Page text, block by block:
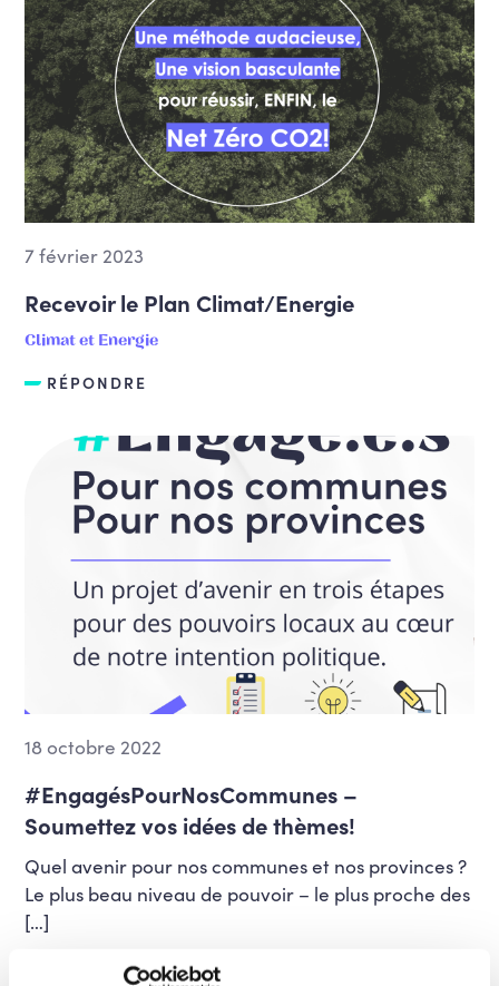
7 février 2023
Recevoir le Plan Climat/Energie
Climat et Energie
RÉPONDRE
18 octobre 2022
#EngagésPourNosCommunes –
Soumettez vos idées de thèmes!
Quel avenir pour nos communes et nos provinces ?
Le plus beau niveau de pouvoir – le plus proche des
[…]
RÉPONDRE